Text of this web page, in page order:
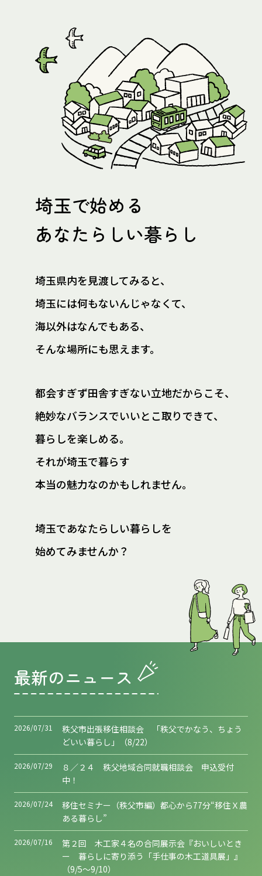
埼玉で始める
あなたらしい暮らし
埼玉県内を見渡してみると、
埼玉には何もないんじゃなくて、
海以外はなんでもある、
そんな場所にも思えます。
都会すぎず田舎すぎない立地だからこそ、
絶妙なバランスでいいとこ取りできて、
暮らしを楽しめる。
それが埼玉で暮らす
本当の魅力なのかもしれません。
埼玉であなたらしい暮らしを
始めてみませんか？
最新のニュース
2026/07/31
秩父市出張移住相談会 「秩父でかなう、ちょう
どいい暮らし」（8/22）
2026/07/29
８／２４ 秩父地域合同就職相談会 申込受付
中！
2026/07/24
移住セミナー（秩父市編）都心から77分“移住Ｘ農
ある暮らし”
2026/07/16
第２回 木工家４名の合同展示会『おいしいとき
ー 暮らしに寄り添う「手仕事の木工道具展」』
（9/5～9/10）